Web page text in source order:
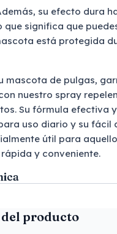
su efecto dura
que significa que
está protegida
mascota de pulgas,
nuestro spray
Su fórmula efectiva
uso diario y su fácil
útil para
y conveniente.
producto